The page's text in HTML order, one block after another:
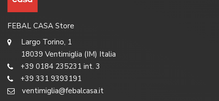
FEBAL CASA Store
Largo Torino, 1
18039 Ventimiglia (IM) Italia
+39 0184 235231 int. 3
+39 331 9393191
ventimiglia@febalcasa.it